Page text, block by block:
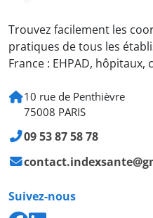
Trouvez facilement les
pratiques de tous les
France : EHPAD,
10 rue de Penthièvre
75008 PARIS
09 53 87 58 78
Suivez-nous